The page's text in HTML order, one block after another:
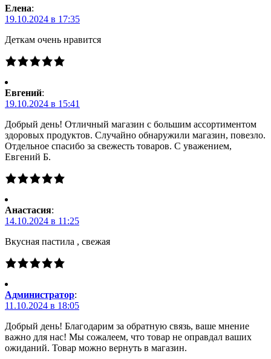
Елена:
19.10.2024 в 17:35
Деткам очень нравится
Евгений:
19.10.2024 в 15:41
Добрый день! Отличный магазин с большим ассортиментом
здоровых продуктов. Случайно обнаружили магазин, повезло.
Отдельное спасибо за свежесть товаров. С уважением,
Евгений Б.
Анастасия:
14.10.2024 в 11:25
Вкусная пастила , свежая
Администратор:
11.10.2024 в 18:05
Добрый день! Благодарим за обратную связь, ваше мнение
важно для нас! Мы сожалеем, что товар не оправдал ваших
ожиданий. Товар можно вернуть в магазин.